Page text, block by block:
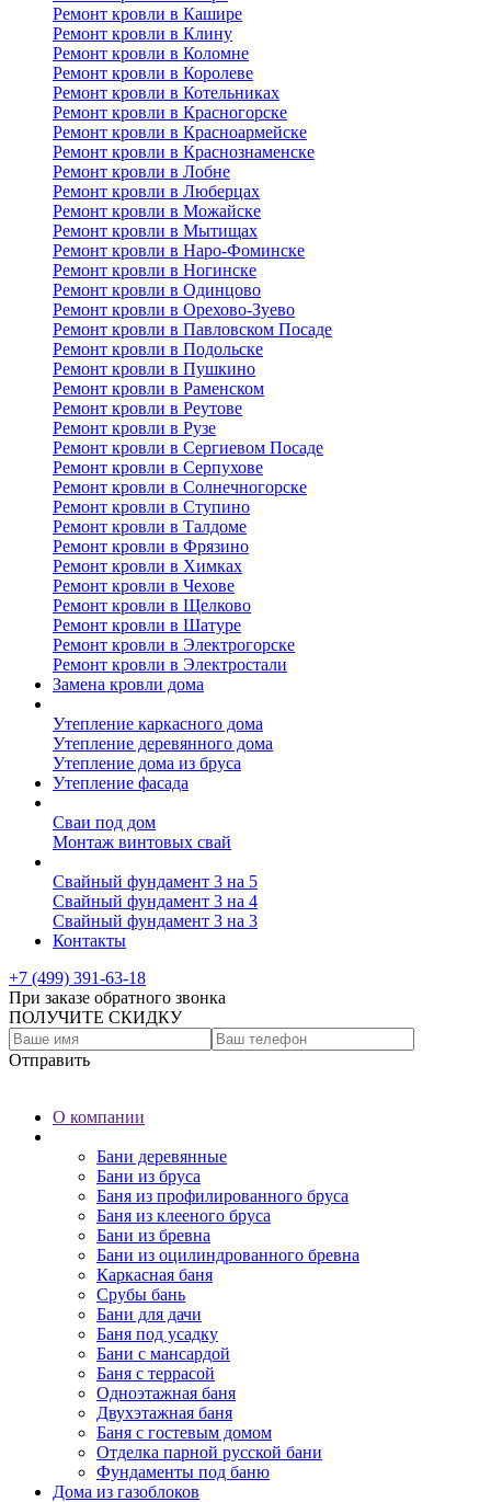
Ремонт кровли в Кашире
Ремонт кровли в Клину
Ремонт кровли в Коломне
Ремонт кровли в Королеве
Ремонт кровли в Котельниках
Ремонт кровли в Красногорске
Ремонт кровли в Красноармейске
Ремонт кровли в Краснознаменске
Ремонт кровли в Лобне
Ремонт кровли в Люберцах
Ремонт кровли в Можайске
Ремонт кровли в Мытищах
Ремонт кровли в Наро-Фоминске
Ремонт кровли в Ногинске
Ремонт кровли в Одинцово
Ремонт кровли в Орехово-Зуево
Ремонт кровли в Павловском Посаде
Ремонт кровли в Подольске
Ремонт кровли в Пушкино
Ремонт кровли в Раменском
Ремонт кровли в Реутове
Ремонт кровли в Рузе
Ремонт кровли в Сергиевом Посаде
Ремонт кровли в Серпухове
Ремонт кровли в Солнечногорске
Ремонт кровли в Ступино
Ремонт кровли в Талдоме
Ремонт кровли в Фрязино
Ремонт кровли в Химках
Ремонт кровли в Чехове
Ремонт кровли в Щелково
Ремонт кровли в Шатуре
Ремонт кровли в Электрогорске
Ремонт кровли в Электростали
Замена кровли дома
Утепление каркасного дома
Утепление деревянного дома
Утепление дома из бруса
Утепление фасада
Сваи под дом
Монтаж винтовых свай
Свайный фундамент 3 на 5
Свайный фундамент 3 на 4
Свайный фундамент 3 на 3
Контакты
+7 (499) 391-63-18
При заказе обратного звонка
ПОЛУЧИТЕ СКИДКУ
Отправить
О компании
Бани деревянные
Бани из бруса
Баня из профилированного бруса
Баня из клееного бруса
Бани из бревна
Бани из оцилиндрованного бревна
Каркасная баня
Срубы бань
Бани для дачи
Баня под усадку
Бани с мансардой
Баня с террасой
Одноэтажная баня
Двухэтажная баня
Баня с гостевым домом
Отделка парной русской бани
Фундаменты под баню
Дома из газоблоков